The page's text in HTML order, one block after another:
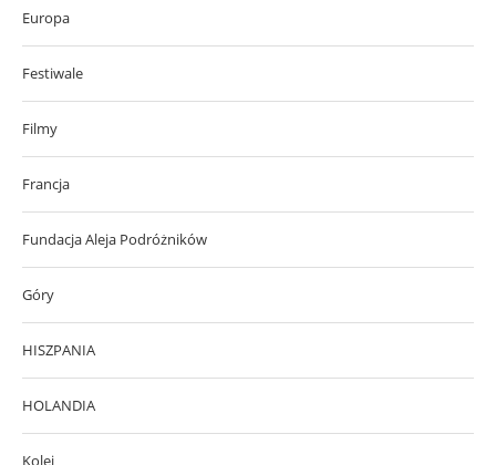
Europa
Festiwale
Filmy
Francja
Fundacja Aleja Podróżników
Góry
HISZPANIA
HOLANDIA
Kolej